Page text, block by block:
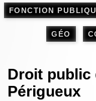
FONCTION
GÉO
Droit public
Périgueux